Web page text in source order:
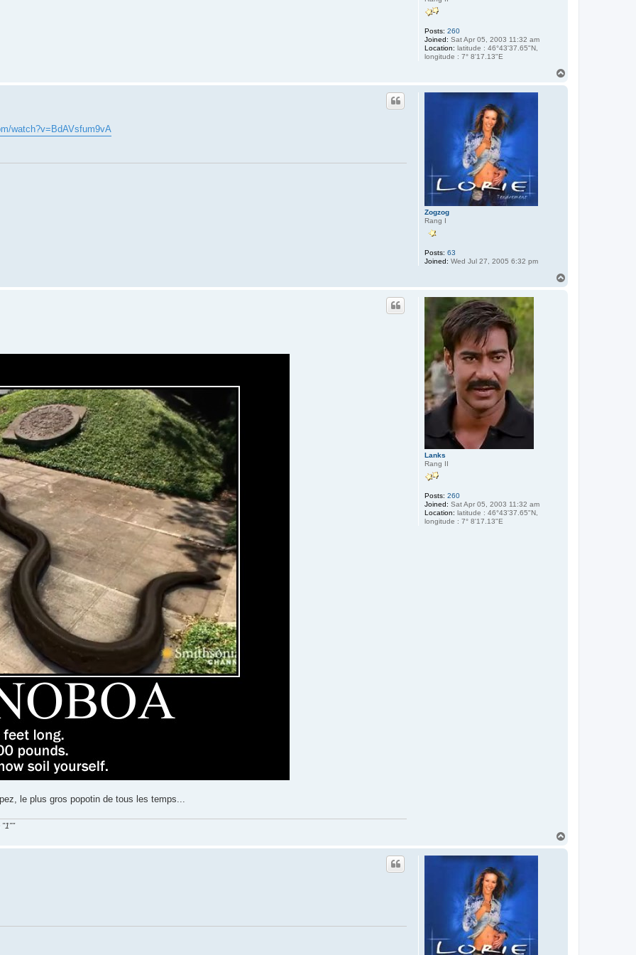
Posts: 260
Joined: Sat Apr 05, 2003 11:32 am
Location: latitude : 46°43'37.65"N,
longitude : 7° 8'17.13"E
Zogzog
Rang I
Posts: 63
Joined: Wed Jul 27, 2005 6:32 pm
watch?v=BdAVsfum9vA
Lanks
Rang II
Posts: 260
Joined: Sat Apr 05, 2003 11:32 am
Location: latitude : 46°43'37.65"N,
longitude : 7° 8'17.13"E
le plus gros popotin de tous les temps...
"1""